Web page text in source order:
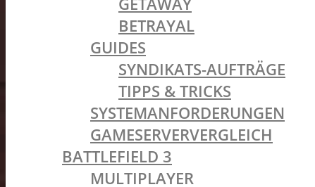
BETRAYAL
GUIDES
SYNDIKATS-AUFTRÄGE
TIPPS & TRICKS
SYSTEMANFORDERUNGEN
GAMESERVERVERGLEICH
BATTLEFIELD 3
MULTIPLAYER